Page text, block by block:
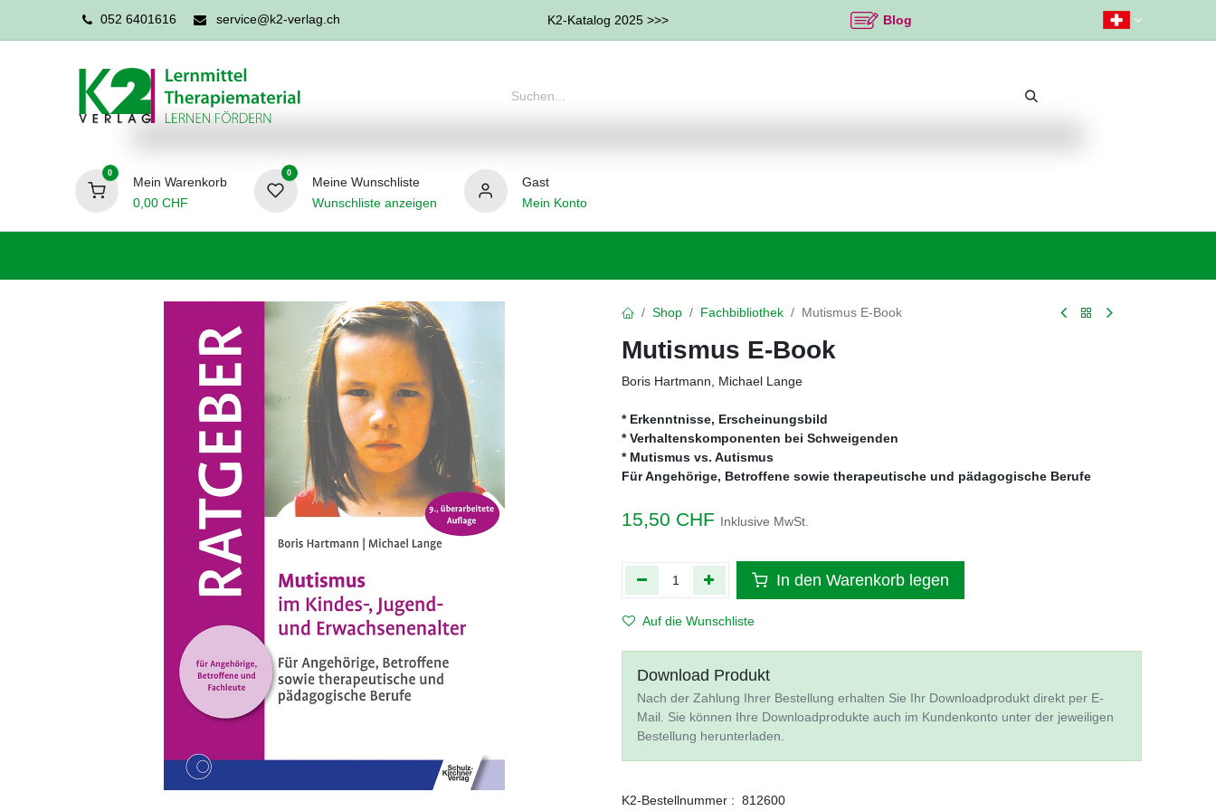
052 6401616 service@k2-verlag.ch K2-Katalog 2025 >>> Blog
0
Mein Warenkorb
0,00CHF
0
Meine Wunschliste
Wunschliste anzeigen
Gast
Mein Konto
Shop Fachbibliothek Mutismus E-Book
Mutismus E-Book
Boris Hartmann, Michael Lange
* Erkenntnisse, Erscheinungsbild
* Verhaltenskomponenten bei Schweigenden
* Mutismus vs. Autismus
Für Angehörige, Betroffene sowie therapeutische und pädagogische Berufe
15,50 CHF Inklusive MwSt.
In den Warenkorb legen
Auf die Wunschliste
Download Produkt
Nach der Zahlung Ihrer Bestellung erhalten Sie Ihr Downloadprodukt direkt per E-
Mail. Sie können Ihre Downloadprodukte auch im Kundenkonto unter der jeweiligen
Bestellung herunterladen.
K2-Bestellnummer : 812600